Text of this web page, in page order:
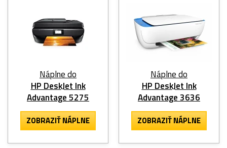
Náplne do
HP DeskJet Ink
Advantage 5275
ZOBRAZIŤ NÁPLNE
Náplne do
HP DeskJet Ink
Advantage 3636
ZOBRAZIŤ NÁPLNE